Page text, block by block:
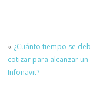
« ¿Cuánto tiempo se
cotizar para alcanzar
Infonavit?